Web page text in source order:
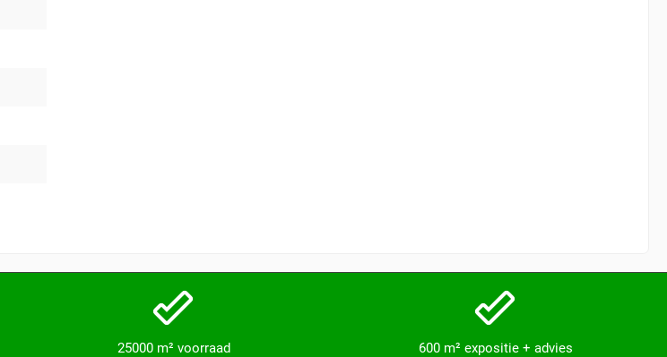
25000 m² voorraad 600 m² expositie + advies